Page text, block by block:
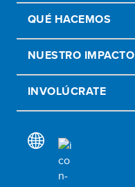
QUÉ HACEMOS
NUESTRO IMPACTO
INVOLÚCRATE